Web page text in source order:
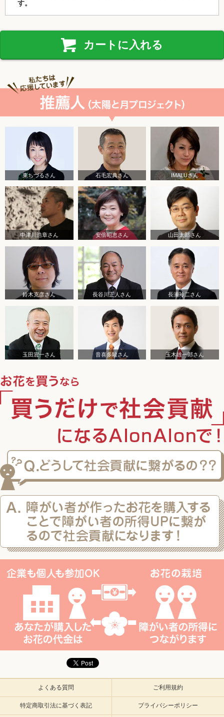
す。
カートに入れる
東ちづるさん 石毛宏典さん IMALUさん
中津川浩章さん 安倍昭恵さん 山田太郎さん
鈴木克彦さん 長谷川正人さん 長瀬玲二さん
玉田宏一さん 音喜多駿さん 玉木雄一郎さん
よくある質問 ご利用規約
特定商取引法に基づく表記 プライバシーポリシー